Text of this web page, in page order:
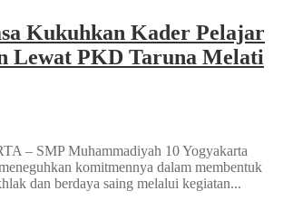
Kukuhkan Kader Pelajar
Lewat PKD Taruna Melati
– SMP Muhammadiyah 10 Yogyakarta
komitmennya dalam membentuk
dan berdaya saing melalui kegiatan...